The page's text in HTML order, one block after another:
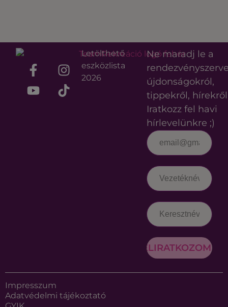
Letölthető
eszközlista
2026
Ne maradj le a
újdonságokról,
tippekről,
Iratkozz fel havi
hírlevelünkre ;)
FELIRATKOZOM
Impresszum
Adatvédelmi tájékoztató